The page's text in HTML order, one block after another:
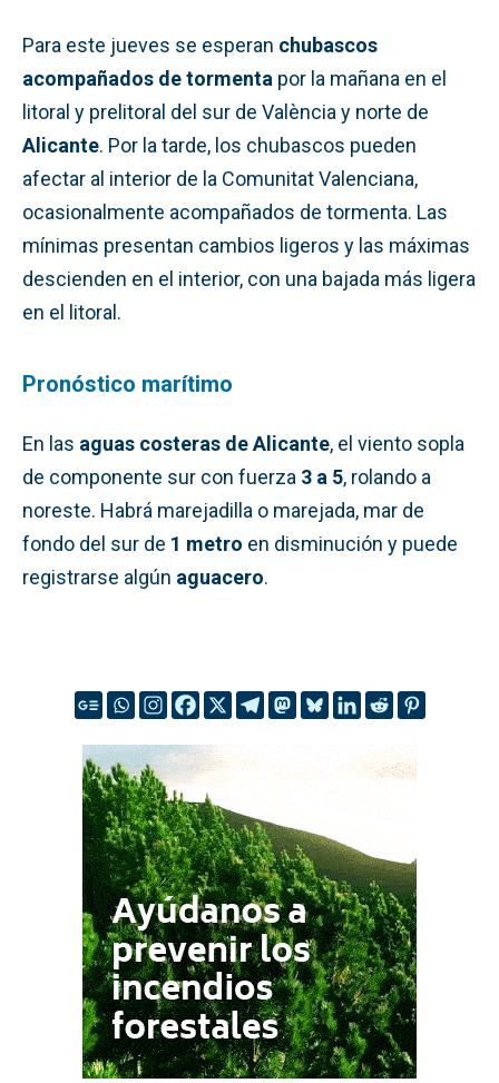
Para este jueves se esperan chubascos
acompañados de tormenta por la mañana en el
litoral y prelitoral del sur de València y norte de
Alicante. Por la tarde, los chubascos pueden
afectar al interior de la Comunitat Valenciana,
ocasionalmente acompañados de tormenta. Las
mínimas presentan cambios ligeros y las máximas
descienden en el interior, con una bajada más ligera
en el litoral.
Pronóstico marítimo
En las aguas costeras de Alicante, el viento sopla
de componente sur con fuerza 3 a 5, rolando a
noreste. Habrá marejadilla o marejada, mar de
fondo del sur de 1 metro en disminución y puede
registrarse algún aguacero.